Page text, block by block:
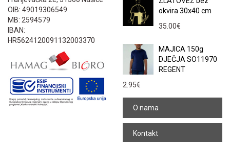
OIB: 49019306549
MB: 2594579
IBAN:
HR5624120091132003370
okvira 30x40 cm
35.00€
MAJICA 150g
DJEČJA SO11970
REGENT
2.95€
O nama
Kontakt